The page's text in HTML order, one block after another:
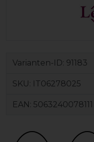
Varianten-ID: 91183
SKU: IT06278025
EAN: 5063240078111